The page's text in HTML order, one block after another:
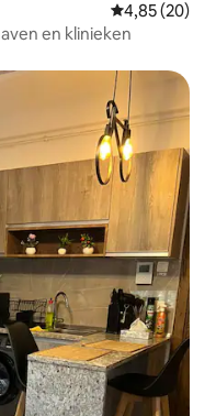
Gemiddelde
4,85 (20)
en klinieken